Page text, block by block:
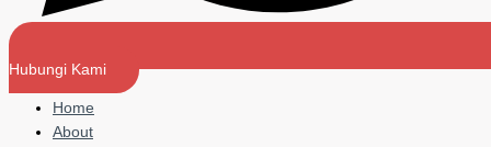
Hubungi Kami
Home
About